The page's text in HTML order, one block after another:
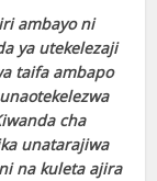
ambayo ni
ya utekelezaji
taifa ambapo
cha
unatarajiwa
na kuleta ajira